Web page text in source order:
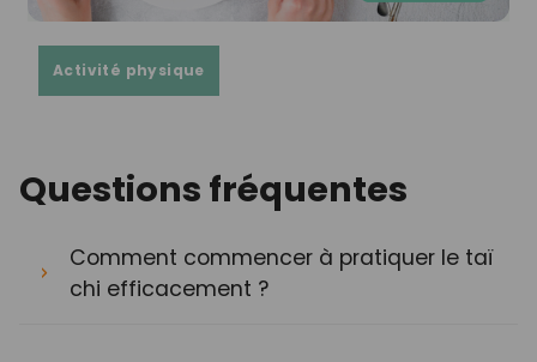
Activité physique
Questions fréquentes
Comment commencer à pratiquer le taï
chi efficacement ?